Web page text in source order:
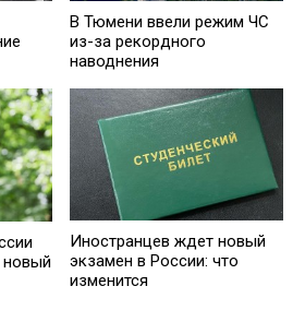
В Тюмени ввели режим ЧС
из-за рекордного
наводнения
Иностранцев ждет новый
экзамен в России: что
изменится